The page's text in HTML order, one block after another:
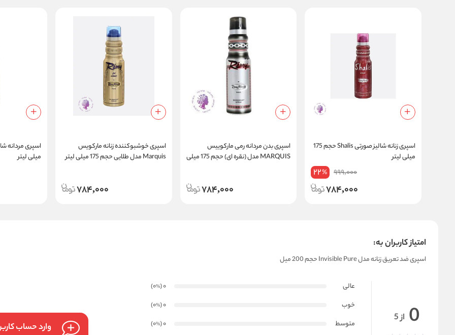
اسپری زنانه شالیز صورتی Shalis حجم 175
میلی لیتر
999,000
22%
784,000
اسپری بدن مردانه رمی مارکوییس
MARQUIS مدل (نقره ای) حجم 175 میلی
784,000
اسپری خوشبوکننده زنانه مارکویس
Marquis مدل طلایی حجم 175 میلی لیتر
784,000
میلی لیتر
امتیاز کاربران به:
اسپری ضد تعریق زنانه مدل Invisible Pure حجم 200 میل
0 از 5
عالی 0
(0
%
)
خوب
0
(0
%
)
متوسط
0
(0
%
)
وارد حساب